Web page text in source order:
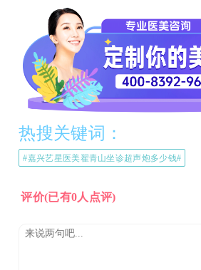
热搜关键词：
#嘉兴艺星医美翟青山坐诊超声炮多少钱#
评价(已有0人点评)